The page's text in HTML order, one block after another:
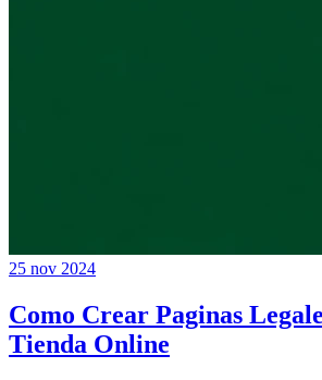
25 nov 2024
Como Crear Paginas
Tienda Online